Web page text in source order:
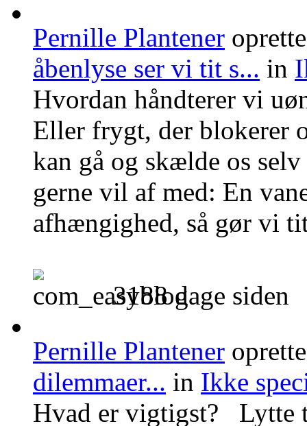
Pernille Plantener
åbenlyse ser vi tit s... in
Hvordan håndterer vi
Eller frygt, der blokerer
kan gå og skælde os
gerne vil af med: En
afhængighed, så gør vi
3188 dage siden
Pernille Plantener
dilemmaer... in Ikke
Hvad er vigtigst? Lytte